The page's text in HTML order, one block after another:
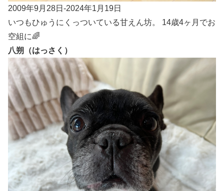
2009年9月28日-2024年1月19日
いつもひゅうにくっついている甘えん坊。 14歳4ヶ月でお
空組に🌈
八朔（はっさく）